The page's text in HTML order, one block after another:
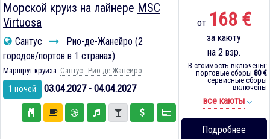
Морской круиз на лайнере MSC
Virtuosa
Сантус
Рио-де-Жанейро (2
городов/портов в 1 странах)
Маршрут круиза: Сантус - Рио-де-Жанейро
1 ночей 03.04.2027 - 04.04.2027
от 168 €
за каюту
на 2 взр.
В стоимость включены:
портовые сборы 80 €
сервисные сборы
включены
все каюты
Подробнее